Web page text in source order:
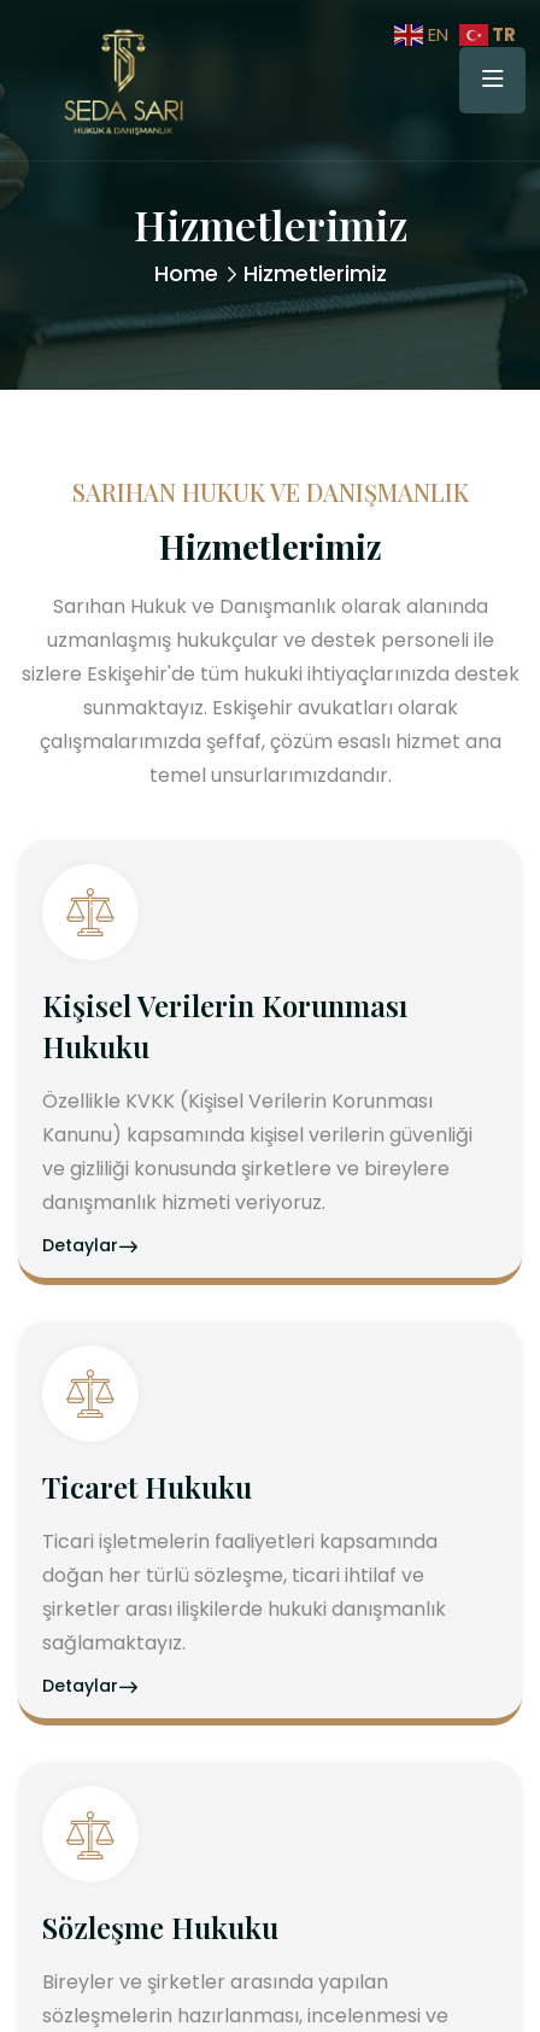
Hizmetlerimiz
Home Hizmetlerimiz
SARIHAN HUKUK VE DANIŞMANLIK
Hizmetlerimiz
Sarıhan Hukuk ve Danışmanlık olarak alanında
uzmanlaşmış hukukçular ve destek personeli ile
sizlere Eskişehir'de tüm hukuki ihtiyaçlarınızda destek
sunmaktayız. Eskişehir avukatları olarak
çalışmalarımızda şeffaf, çözüm esaslı hizmet ana
temel unsurlarımızdandır.
Kişisel Verilerin Korunması
Hukuku
Özellikle KVKK (Kişisel Verilerin Korunması
Kanunu) kapsamında kişisel verilerin güvenliği
ve gizliliği konusunda şirketlere ve bireylere
danışmanlık hizmeti veriyoruz.
Detaylar
Ticaret Hukuku
Ticari işletmelerin faaliyetleri kapsamında
doğan her türlü sözleşme, ticari ihtilaf ve
şirketler arası ilişkilerde hukuki danışmanlık
sağlamaktayız.
Detaylar
Sözleşme Hukuku
Bireyler ve şirketler arasında yapılan
sözleşmelerin hazırlanması, incelenmesi ve
EN TR